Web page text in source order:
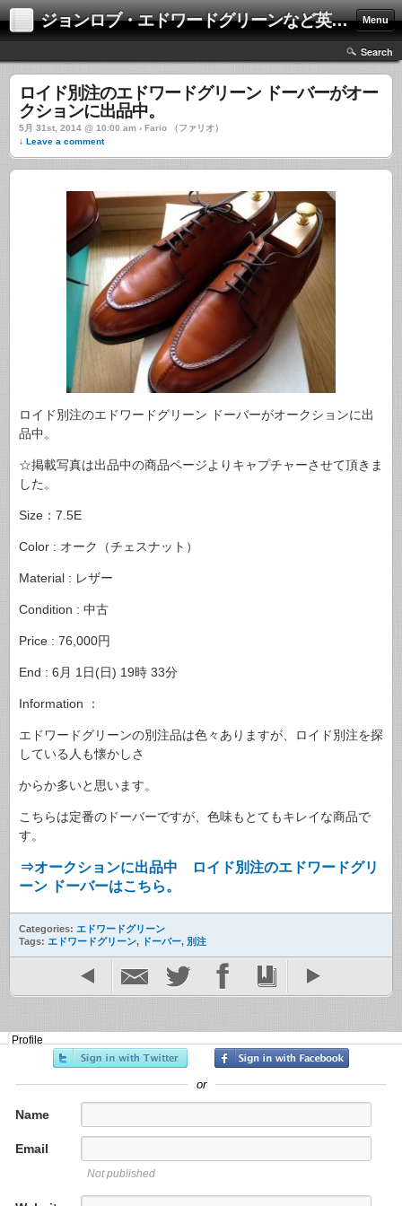
ジョンロブ・エドワードグリーンなど英国靴の激安中古通販情報ブログ Menu
Search
ロイド別注のエドワードグリーン ドーバーがオー
クションに出品中。
5月 31st, 2014 @ 10:00 am › Fario （ファリオ）
↓ Leave a comment
ロイド別注のエドワードグリーン ドーバーがオークションに出
品中。
☆掲載写真は出品中の商品ページよりキャプチャーさせて頂きま
した。
Size：7.5E
Color : オーク（チェスナット）
Material : レザー
Condition : 中古
Price : 76,000円
End : 6月 1日(日) 19時 33分
Information ：
エドワードグリーンの別注品は色々ありますが、ロイド別注を探
している人も懐かしさ
からか多いと思います。
こちらは定番のドーバーですが、色味もとてもキレイな商品で
す。
⇒オークションに出品中 ロイド別注のエドワードグリ
ーン ドーバーはこちら。
Categories: エドワードグリーン
Tags: エドワードグリーン, ドーバー, 別注
Profile
or
Name
Email
Not published